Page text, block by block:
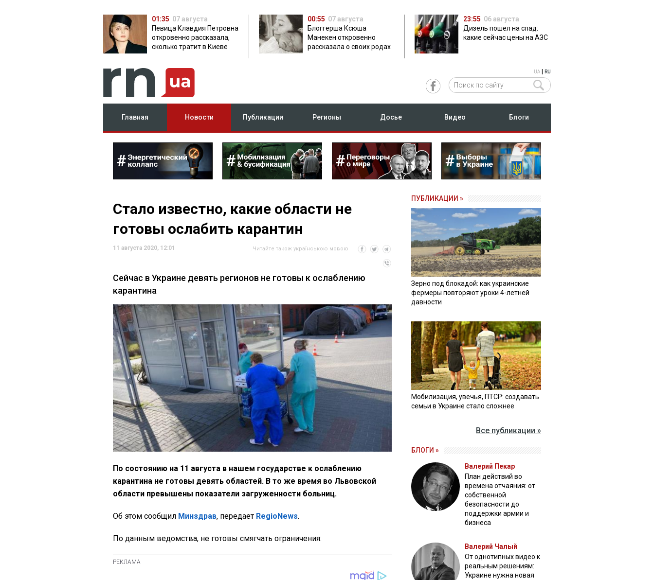
01:35 07 августа
Певица Клавдия Петровна
откровенно рассказала,
сколько тратит в Киеве
00:55 07 августа
Блоггерша Ксюша
Манекен откровенно
рассказала о своих родах
23:55 06 августа
Дизель пошел на спад:
какие сейчас цены на АЗС
UA RU
Главная Новости Публикации Регионы Досье Видео Блоги
Стало известно, какие области не
готовы ослабить карантин
11 августа 2020, 12:01 Читайте також українською мовою
Сейчас в Украине девять регионов не готовы к ослаблению
карантина
По состоянию на 11 августа в нашем государстве к ослаблению
карантина не готовы девять областей. В то же время во Львовской
области превышены показатели загруженности больниц.
Об этом сообщил М инздрав, передает RegioNews.
По данным ведомства, не готовы смягчать ограничения:
ПУБЛИКАЦИИ »
Зерно под блокадой: как украинские
фермеры повторяют уроки 4-летней
давности
Мобилизация, увечья, ПТСР: создавать
семьи в Украине стало сложнее
Все публикации »
БЛОГИ »
Валерий Пекар
План действий во
времена отчаяния: от
собственной
безопасности до
поддержки армии и
бизнеса
Валерий Чалый
От однотипных видео к
реальным решениям:
Украине нужна новая